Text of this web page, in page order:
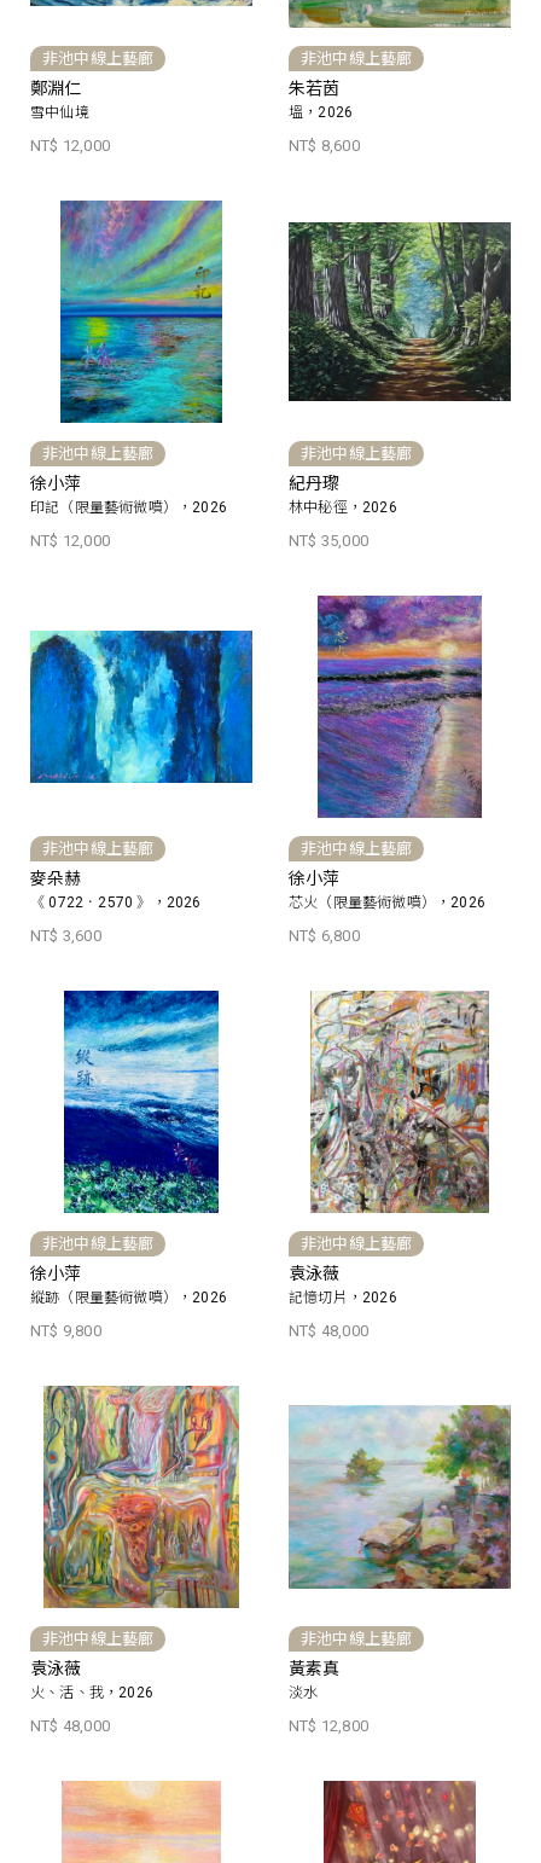
非池中線上藝廊
鄭淵仁
雪中仙境
NT$ 12,000
非池中線上藝廊
朱若茵
塭，2026
NT$ 8,600
非池中線上藝廊
徐小萍
印記（限量藝術微噴），2026
NT$ 12,000
非池中線上藝廊
紀丹瓈
林中秘徑，2026
NT$ 35,000
非池中線上藝廊
麥朵赫
《 0722．2570 》，2026
NT$ 3,600
非池中線上藝廊
徐小萍
芯火（限量藝術微噴），2026
NT$ 6,800
非池中線上藝廊
徐小萍
縱跡（限量藝術微噴），2026
NT$ 9,800
非池中線上藝廊
袁泳薇
記憶切片，2026
NT$ 48,000
非池中線上藝廊
袁泳薇
火、活、我，2026
NT$ 48,000
非池中線上藝廊
黃素真
淡水
NT$ 12,800